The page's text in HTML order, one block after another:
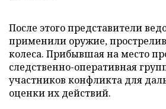
После этого представители
применили оружие,
колеса. Прибывшая на место
следственно-оперативная
участников конфликта для
оценки их действий.